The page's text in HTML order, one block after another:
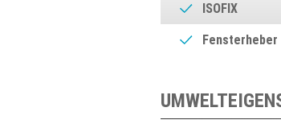
ISOFIX